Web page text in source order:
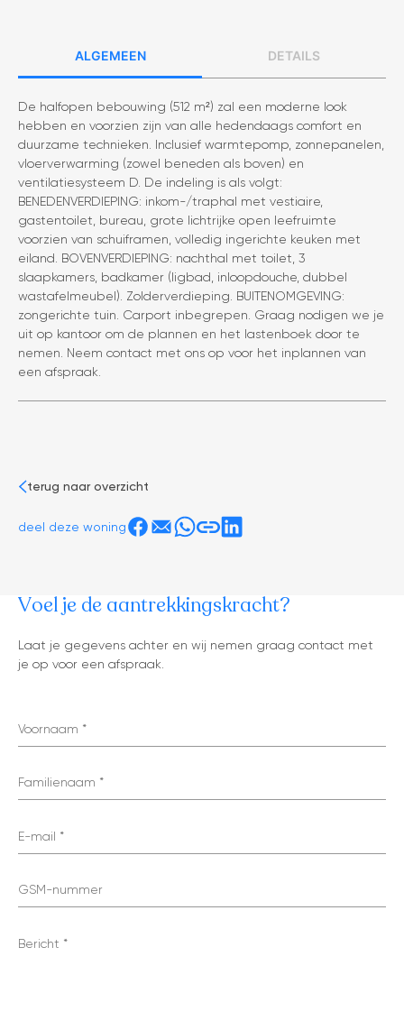
Algemeen
De halfopen bebouwing (512 m²) zal een moderne look
hebben en voorzien zijn van alle hedendaags comfort en
duurzame technieken. Inclusief warmtepomp, zonnepanelen,
vloerverwarming (zowel beneden als boven) en
ventilatiesysteem D. De indeling is als volgt:
BENEDENVERDIEPING: inkom-/traphal met vestiaire,
gastentoilet, bureau, grote lichtrijke open leefruimte
voorzien van schuiframen, volledig ingerichte keuken met
eiland. BOVENVERDIEPING: nachthal met toilet, 3
slaapkamers, badkamer (ligbad, inloopdouche, dubbel
wastafelmeubel). Zolderverdieping. BUITENOMGEVING:
zongerichte tuin. Carport inbegrepen. Graag nodigen we je
uit op kantoor om de plannen en het lastenboek door te
nemen. Neem contact met ons op voor het inplannen van
een afspraak.
Details
terug naar overzicht
deel deze woning
tonen op kaart
Voel je de aantrekkingskracht?
Laat je gegevens achter en wij nemen graag contact met
je op voor een afspraak.
Voornaam
Familienaam
E-mail
GSM-nummer
Bericht